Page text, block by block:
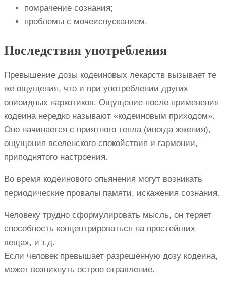
помрачение сознания;
проблемы с мочеиспусканием.
Последствия употребления
Превышение дозы кодеиновых лекарств вызывает те
же ощущения, что и при употреблении других
опиоидных наркотиков. Ощущение после применения
кодеина нередко называют «кодеиновым приходом».
Оно начинается с приятного тепла (иногда жжения),
ощущения вселенского спокойствия и гармонии,
приподнятого настроения.
Во время кодеинового опьянения могут возникать
периодические провалы памяти, искажения сознания.
Человеку трудно сформулировать мысль, он теряет
способность концентрироваться на простейших
вещах, и т.д.
Если человек превышает разрешенную дозу кодеина,
может возникнуть острое отравление.